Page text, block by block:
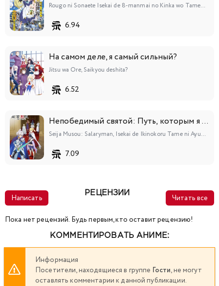
Rougo ni Sonaete Isekai de 8-manmai no Kinka wo Tamemasu
6.94
На самом деле, я самый сильный?
Jitsu wa Ore, Saikyou deshita?
6.52
Непобедимый святой: Путь, которым я иду, чтобы выжить в другом мире
Seija Musou: Salaryman, Isekai de Ikinokoru Tame ni Ayumu Michi
7.09
Написать
РЕЦЕНЗИИ
Читать все
Пока нет рецензий. Будь первым, кто оставит рецензию!
КОММЕНТИРОВАТЬ АНИМЕ:
Информация
Посетители, находящиеся в группе Гости, не могут
оставлять комментарии к данной публикации.